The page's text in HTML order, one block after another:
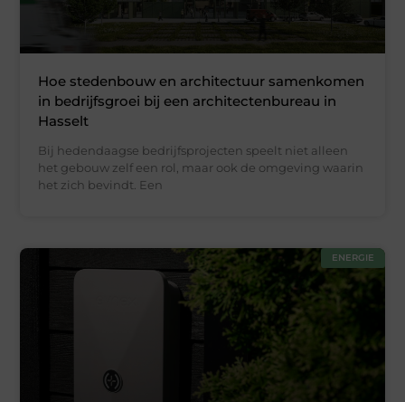
Hoe stedenbouw en architectuur samenkomen
in bedrijfsgroei bij een architectenbureau in
Hasselt
Bij hedendaagse bedrijfsprojecten speelt niet alleen
het gebouw zelf een rol, maar ook de omgeving waarin
het zich bevindt. Een
ENERGIE